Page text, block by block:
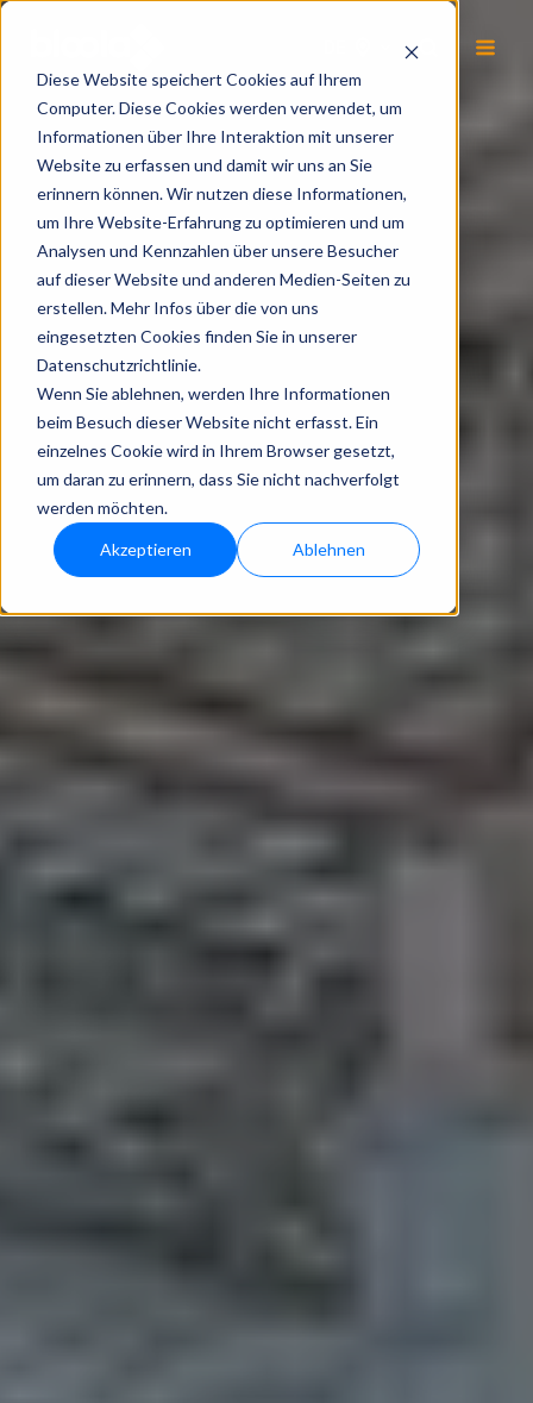
Diese Website speichert Cookies auf Ihrem
Computer. Diese Cookies werden verwendet, um
Informationen über Ihre Interaktion mit unserer
Website zu erfassen und damit wir uns an Sie
erinnern können. Wir nutzen diese Informationen,
um Ihre Website-Erfahrung zu optimieren und um
Analysen und Kennzahlen über unsere Besucher
auf dieser Website und anderen Medien-Seiten zu
erstellen. Mehr Infos über die von uns
eingesetzten Cookies finden Sie in unserer
Datenschutzrichtlinie.
Wenn Sie ablehnen, werden Ihre Informationen
beim Besuch dieser Website nicht erfasst. Ein
einzelnes Cookie wird in Ihrem Browser gesetzt,
um daran zu erinnern, dass Sie nicht nachverfolgt
werden möchten.
Akzeptieren Ablehnen